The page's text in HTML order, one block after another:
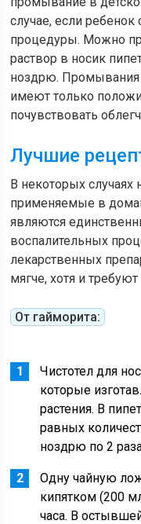
случае, если
процедуры. Можно
раствор в носик
ноздрю. Промывания
имеют только
почувствовать
Лучшие
В некоторых случаях
применяемые в
являются
воспалительных
лекарственных
мягче, хотя и
От гайморита:
Чистотел для
которые
растения. В
равных
ноздрю по 2
Одну чайную
кипятком (200
часа. В